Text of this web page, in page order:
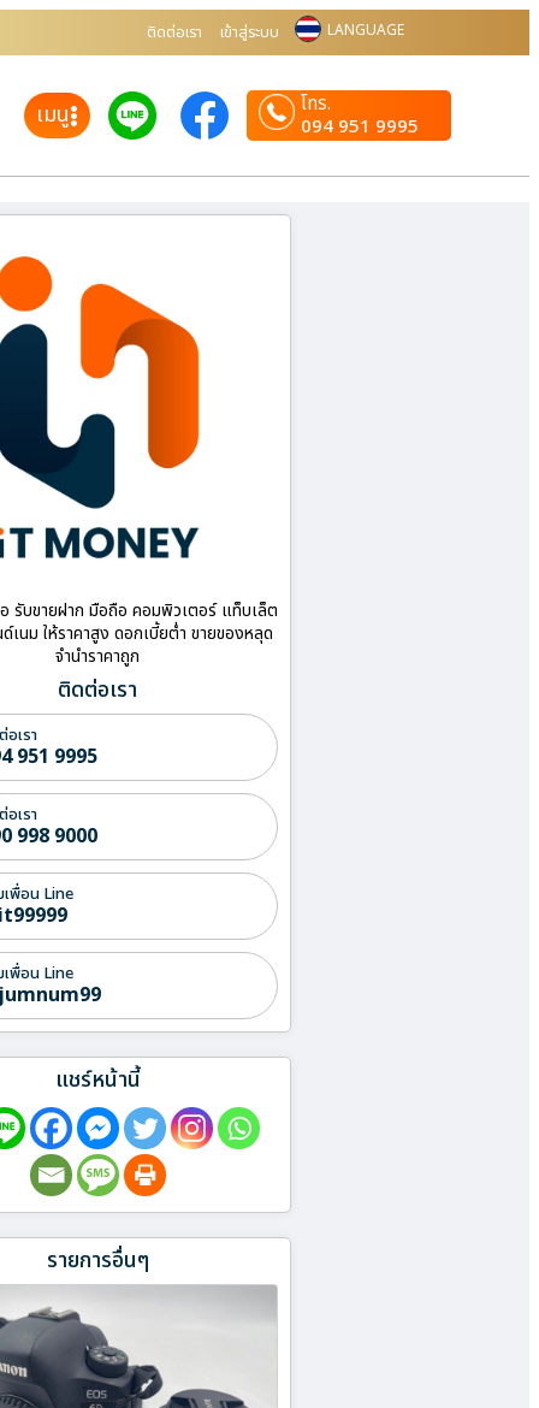
ติดต่อเรา เข้าสู่ระบบ LANGUAGE
เมนู
โทร.
094 951 9995
รับขายฝาก มือถือ คอมพิวเตอร์ แท็บเล็ต
เนม ให้ราคาสูง ดอกเบี้ยต่ำ ขายของหลุด
จำนำราคาถูก
ติดต่อเรา
อเรา
951 9995
อเรา
998 9000
เพื่อน Line
เพื่อน Line
แชร์หน้านี้
รายการอื่นๆ